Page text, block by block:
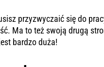
przyzwyczaić się do
Ma to też swoją drugą
bardzo duża!